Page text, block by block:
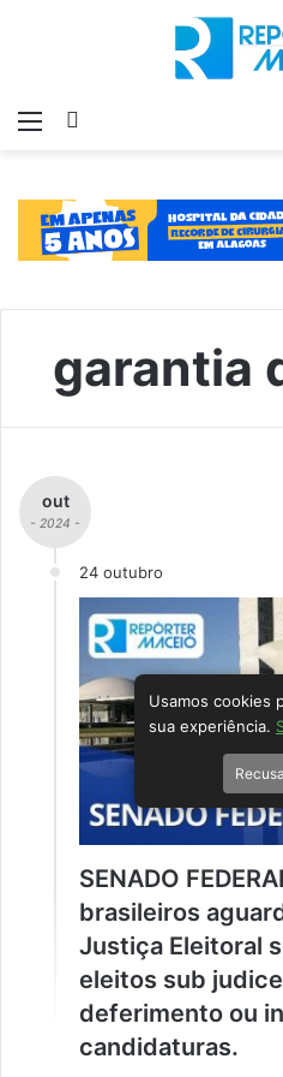
Menu
garantia
out
- 2024 -
24 outubro
SENADO
brasileiros
Justiça Eleitoral
eleitos sub
deferimento ou
candidaturas.
Usamos cookies
sua experiência.